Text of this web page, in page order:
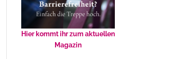
Hier kommt ihr zum aktuellen
Magazin